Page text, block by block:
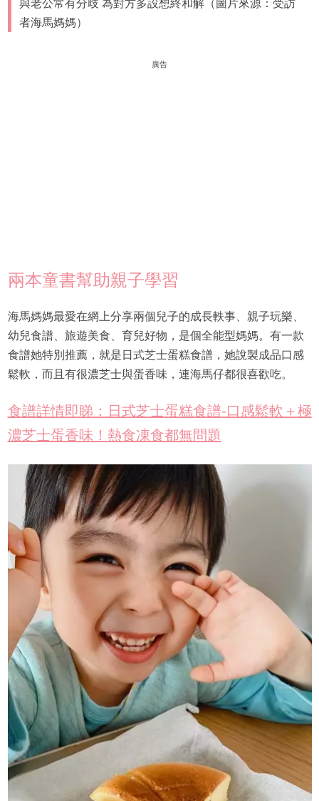
與老公常有分歧 為對方多設想終和解（圖片來源：受訪
者海馬媽媽）
廣告
兩本童書幫助親子學習
海馬媽媽最愛在網上分享兩個兒子的成長軼事、親子玩樂、
幼兒食譜、旅遊美食、育兒好物，是個全能型媽媽。有一款
食譜她特別推薦，就是日式芝士蛋糕食譜，她說製成品口感
鬆軟，而且有很濃芝士與蛋香味，連海馬仔都很喜歡吃。
食譜詳情即睇：日式芝士蛋糕食譜-口感鬆軟＋極
濃芝士蛋香味！熱食凍食都無問題